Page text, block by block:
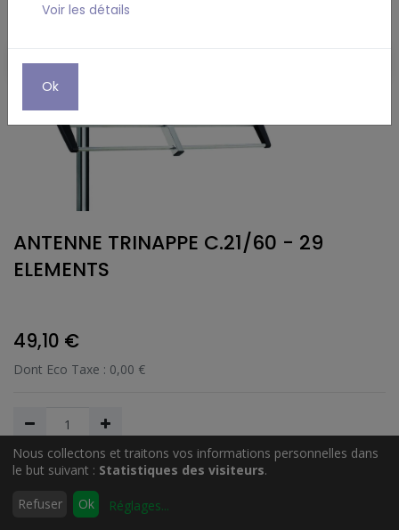
Rechercher
ANTENNE TRINAPPE C.21/60 - 29
ELEMENTS
49,10 €
Dont Eco Taxe : 0,00 €
Ajouter au Panier
Nous collectons et traitons vos informations personnelles dans
le but suivant : Statistiques des visiteurs.
Refuser Ok Réglages...
Voir les détails
Ok